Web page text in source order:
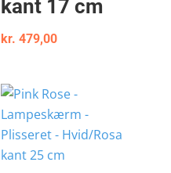
kant 17 cm
kr. 479,00